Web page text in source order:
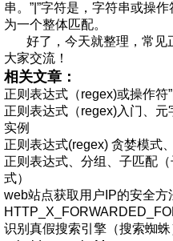
串。”|”字符是，字符串或操
为一个整体匹配。
好了，今天就整理，常见
大家交流！
相关文章：
正则表达式（regex)或操作符
正则表达式（regex)入门、
实例
正则表达式(regex) 贪婪模式
正则表达式、分组、子匹配
式）
web站点获取用户IP的安全方
识别真假搜索引擎（搜索蜘